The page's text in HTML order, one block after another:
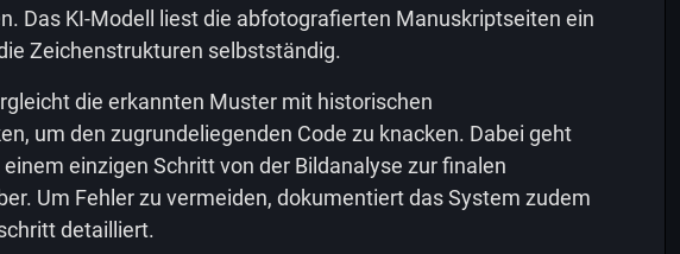
Das KI-Modell liest die abfotografierten Manuskriptseiten ein
Zeichenstrukturen selbstständig.
die erkannten Muster mit historischen
um den zugrundeliegenden Code zu knacken. Dabei geht
einzigen Schritt von der Bildanalyse zur finalen
Um Fehler zu vermeiden, dokumentiert das System zudem
detailliert.